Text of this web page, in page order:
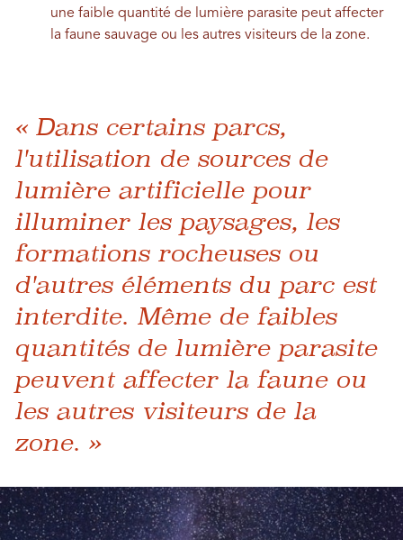
une faible quantité de lumière parasite peut affecter
la faune sauvage ou les autres visiteurs de la zone.
« Dans certains parcs,
l'utilisation de sources de
lumière artificielle pour
illuminer les paysages, les
formations rocheuses ou
d'autres éléments du parc est
interdite. Même de faibles
quantités de lumière parasite
peuvent affecter la faune ou
les autres visiteurs de la
zone. »